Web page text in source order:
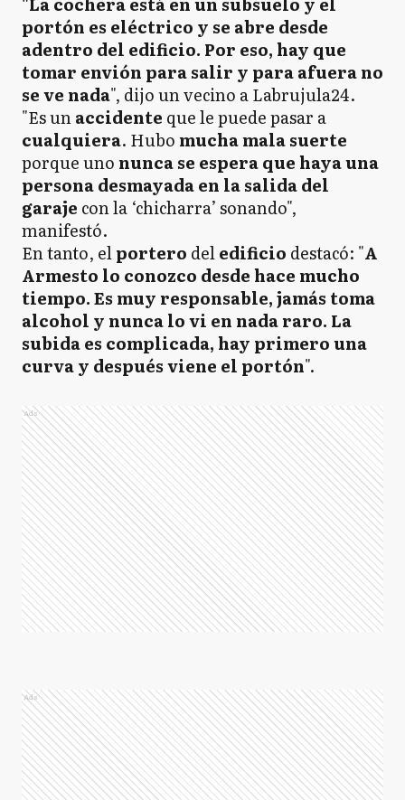
portón es eléctrico y se abre desde
adentro del edificio. Por eso, hay que
tomar envión para salir y para afuera no
se ve nada", dijo un vecino a Labrujula24.
"Es unaccidente que le puede pasar a
cualquiera. Hubo mucha mala suerte
porque uno nunca se espera que haya una
persona desmayada en la salida del
garaje con la ‘chicharra’ sonando",
manifestó.
En tanto, elportero deledificio destacó: "A
Armesto lo conozco desde hace mucho
tiempo. Es muy responsable, jamás toma
alcohol y nunca lo vi en nada raro. La
subida es complicada, hay primero una
curva y después viene el portón".
Ads
Ads